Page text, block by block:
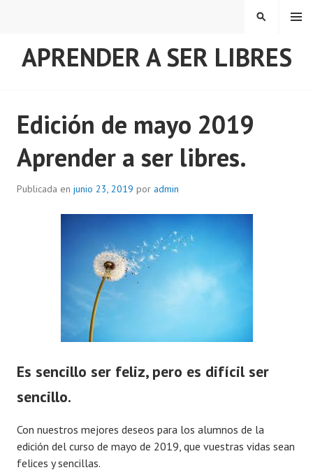
APRENDER A SER LIBRES
MENÚ
BUSCAR
Edición de mayo 2019
Aprender a ser libres.
Publicada en junio 23, 2019 por admin
Es sencillo ser feliz, pero es difícil ser
sencillo.
Con nuestros mejores deseos para los alumnos de la
edición del curso de mayo de 2019, que vuestras vidas sean
felices y sencillas.